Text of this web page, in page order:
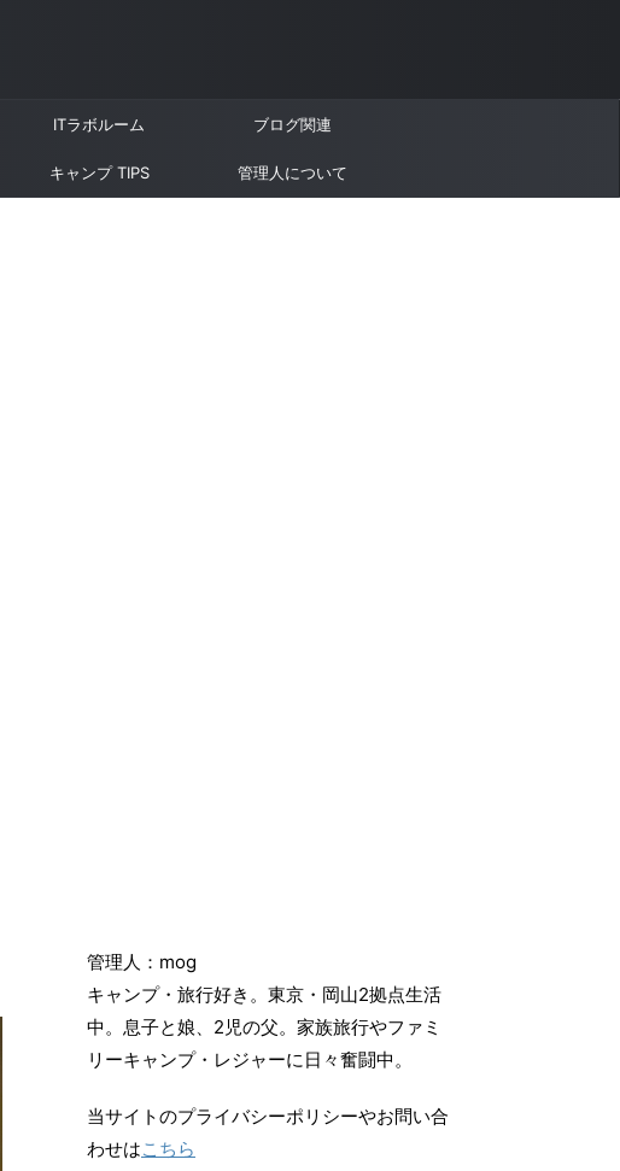
ITラボルーム ブログ関連
キャンプ TIPS 管理人について
管理人：mog
キャンプ・旅行好き。東京・岡山2拠点生活
中。息子と娘、2児の父。家族旅行やファミ
リーキャンプ・レジャーに日々奮闘中。
当サイトのプライバシーポリシーやお問い合
わせはこちら